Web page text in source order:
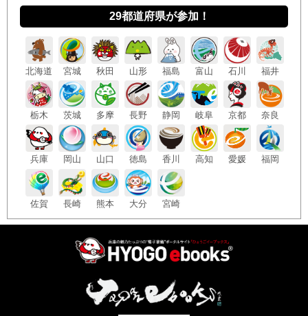
29都道府県が参加！
北海道 宮城 秋田 山形 福島 富山 石川 福井
栃木 茨城 多摩 長野 静岡 岐阜 京都 奈良
兵庫 岡山 山口 徳島 香川 高知 愛媛 福岡
佐賀 長崎 熊本 大分 宮崎